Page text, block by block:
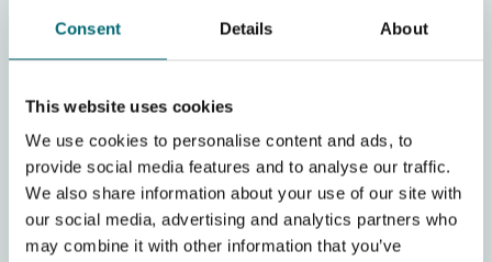
Consent Details About
This website uses cookies
We use cookies to personalise content and ads, to
provide social media features and to analyse our traffic.
We also share information about your use of our site with
our social media, advertising and analytics partners who
may combine it with other information that you’ve
Tony Tratsaert
Tipo di vacanza:
Vacanza in famiglia